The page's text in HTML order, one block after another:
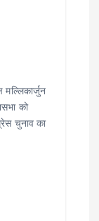
को
चुनाव का